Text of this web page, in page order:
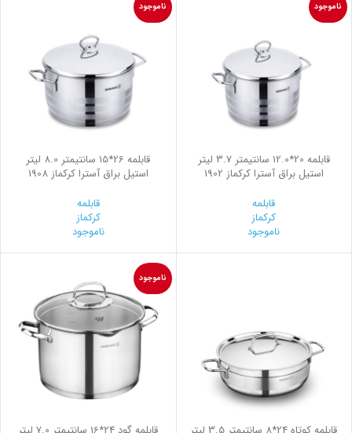
ناموجود
قابلمه 20*12.0 سانتیمتر 3.7 لیتر
استیل براق آسترا کرکماز 1902
قابلمه
کرکماز
ناموجود
ناموجود
قابلمه 26*15 سانتیمتر 8.0 لیتر
استیل براق آسترا کرکماز 1908
قابلمه
کرکماز
ناموجود
ناموجود